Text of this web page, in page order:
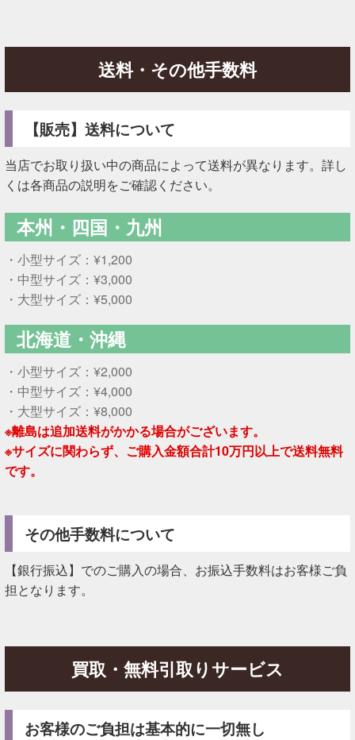
送料・その他手数料
【販売】送料について
当店でお取り扱い中の商品によって送料が異なります。詳し
くは各商品の説明をご確認ください。
本州・四国・九州
・小型サイズ：¥1,200
・中型サイズ：¥3,000
・大型サイズ：¥5,000
北海道・沖縄
・小型サイズ：¥2,000
・中型サイズ：¥4,000
・大型サイズ：¥8,000
※離島は追加送料がかかる場合がございます。
※サイズに関わらず、ご購入金額合計10万円以上で送料無料
です。
その他手数料について
【銀行振込】でのご購入の場合、お振込手数料はお客様ご負
担となります。
買取・無料引取りサービス
お客様のご負担は基本的に一切無し